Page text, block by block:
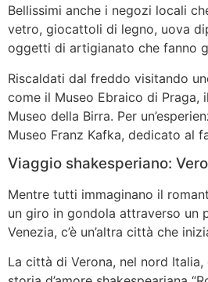
Bellissimi anche i negozi locali
vetro, giocattoli di legno, uova
oggetti di artigianato che fanno
Riscaldati dal freddo visitando
come il Museo Ebraico di Praga,
Museo della Birra. Per
Museo Franz Kafka, dedicato al
Viaggio shakesperiano:
Mentre tutti immaginano il
un giro in gondola attraverso un
Venezia, c’è un’altra città che
La città di Verona, nel nord